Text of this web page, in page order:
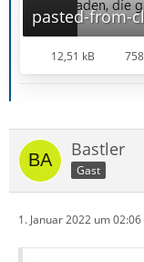
pasted-from-
12,51 kB
Bastler
Gast
1. Januar 2022 um 02:06